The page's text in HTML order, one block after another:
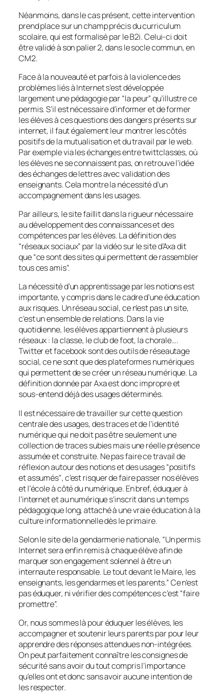
Néanmoins, dans le cas présent, cette intervention
prend place sur un champ précis du curriculum
scolaire, qui est formalisé par le B2i. Celui-ci doit
être validé à son palier 2, dans le socle commun, en
CM2.
Face à la nouveauté et parfois à la violence des
problèmes liés à Internet s’est développée
largement une pédagogie par “la peur” qu’illustre ce
permis. S’il est nécessaire d’informer et de former
les élèves à ces questions des dangers présents sur
internet, il faut également leur montrer les côtés
positifs de la mutualisation et du travail par le web.
Par exemple via les échanges entre twittclasses, où
les élèves ne se connaissent pas, on retrouve l’idée
des échanges de lettres avec validation des
enseignants. Cela montre la nécessité d’un
accompagnement dans les usages.
Par ailleurs, le site faillit dans la rigueur nécessaire
au développement des connaissances et des
compétences par les élèves. La définition des
“réseaux sociaux” par la vidéo sur le site d’Axa dit
que “ce sont des sites qui permettent de rassembler
tous ces amis”.
La nécessité d’un apprentissage par les notions est
importante, y compris dans le cadre d’une éducation
aux risques. Un réseau social, ce n’est pas un site,
c’est un ensemble de relations. Dans la vie
quotidienne, les élèves appartiennent à plusieurs
réseaux : la classe, le club de foot, la chorale….
Twitter et facebook sont des outils de réseautage
social, ce ne sont que des plateformes numériques
qui permettent de se créer un réseau numérique. La
définition donnée par Axa est donc impropre et
sous-entend déjà des usages déterminés.
Il est nécessaire de travailler sur cette question
centrale des usages, des traces et de l’identité
numérique qui ne doit pas être seulement une
collection de traces subies mais une réelle présence
assumée et construite. Ne pas faire ce travail de
réflexion autour des notions et des usages “positifs
et assumés”, c’est risquer de faire passer nos élèves
et l’école à côté du numérique. En bref, éduquer à
l’internet et au numérique s’inscrit dans un temps
pédagogique long, attaché à une vraie éducation à la
culture informationnelle dès le primaire.
Selon le site de la gendarmerie nationale, “Un permis
Internet sera enfin remis à chaque élèveafin de
marquer son engagement solennel à être un
internaute responsable. Le tout devant le Maire, les
enseignants, les gendarmes et les parents.” Ce n’est
pas éduquer, ni vérifier des compétences c’est “faire
promettre”.
Or, nous sommes là pour éduquer les élèves, les
accompagner et soutenir leurs parents par pour leur
apprendre des réponses attendues non-intégrées.
On peut parfaitement connaître les consignes de
sécurité sans avoir du tout compris l’importance
qu’elles ont et donc sans avoir aucune intention de
les respecter.